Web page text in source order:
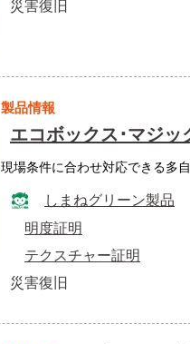
災害復旧
製品情報
エコボックス･マジ
現場条件に合わせ対応できる多
しまねグリーン製品
明度証明
テクスチャー証明
災害復旧